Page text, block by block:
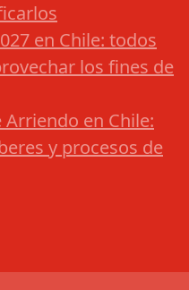
en Chile: todos
los fines de
en Chile:
y procesos de